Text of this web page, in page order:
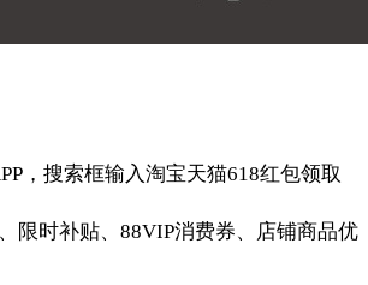
，搜索框输入淘宝天猫618红包领取
限时补贴、88VIP消费券、店铺商品优